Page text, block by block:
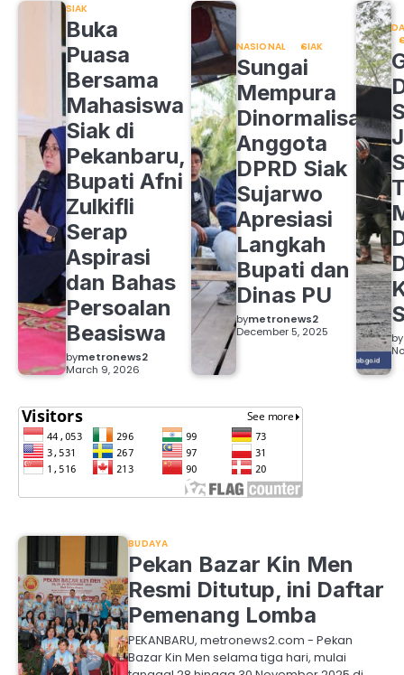
SIAK
Buka
Puasa
Bersama
Mahasiswa
Siak di
Pekanbaru,
Bupati Afni
Zulkifli
Serap
Aspirasi
dan Bahas
Persoalan
Beasiswa
bymetronews2
March 9, 2026
NASIONAL SIAK
Sungai
Mempura
Dinormalisasi,
Anggota
DPRD Siak
Sujarwo
Apresiasi
Langkah
Bupati dan
Dinas PU
bymetronews2
December 5, 2025
by
BUDAYA
Pekan Bazar Kin Men
Resmi Ditutup, ini Daftar
Pemenang Lomba
PEKANBARU, metronews2.com - Pekan
Bazar Kin Men selama tiga hari, mulai